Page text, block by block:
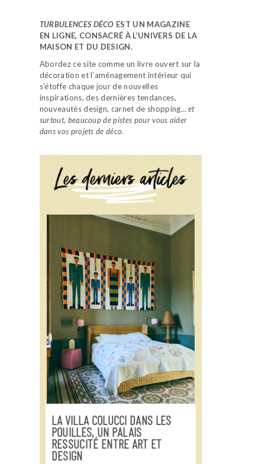
TURBULENCES DÉCO EST UN MAGAZINE
EN LIGNE, CONSACRÉ À L’UNIVERS DE LA
MAISON ET DU DESIGN.
Abordez ce site comme un livre ouvert sur la
décoration et l’aménagement intérieur qui
s’étoffe chaque jour de nouvelles
inspirations, des dernières tendances,
nouveautés design, carnet de shopping…et
surtout, beaucoup de pistes pour vous aider
dans vos projets de déco.
LA VILLA COLUCCI DANS LES
POUILLES, UN PALAIS
RESSUCITÉ ENTRE ART ET
DESIGN